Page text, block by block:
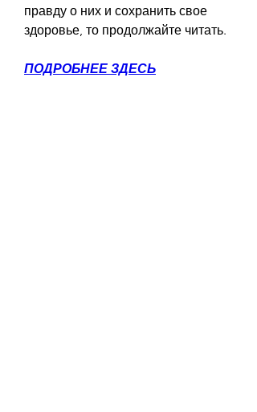
правду о них и сохранить свое
здоровье, то продолжайте читать.
ПОДРОБНЕЕ ЗДЕСЬ